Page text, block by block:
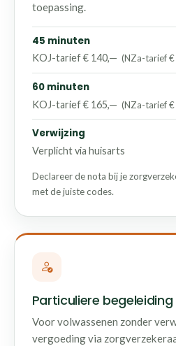
toepassing.
45 minuten
KOJ-tarief € 140,— (NZa-tarief
60 minuten
KOJ-tarief € 165,— (NZa-tarief
Verwijzing
Verplicht via huisarts
Declareer de nota bij je
met de juiste codes.
Particuliere begeleiding
Voor volwassenen zonder
vergoeding via